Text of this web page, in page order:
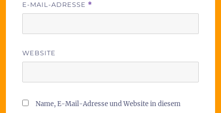
E-MAIL-ADRESSE *
WEBSITE
Name, E-Mail-Adresse und Website in diesem